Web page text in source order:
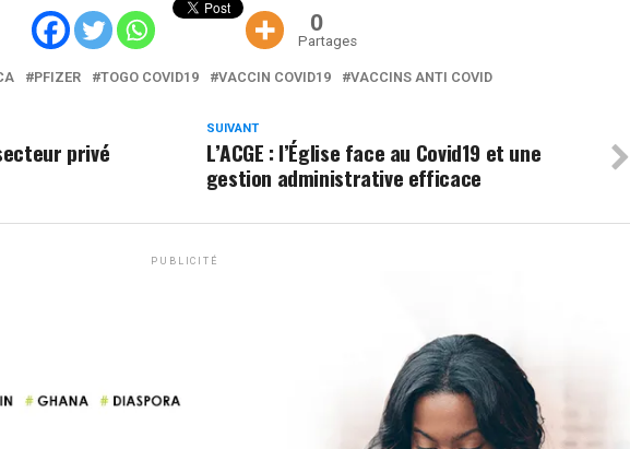
0
Partages
PFIZER TOGO COVID19 VACCIN COVID19 VACCINS ANTI COVID
SUIVANT
L’ACGE : l’Église face au Covid19 et une
gestion administrative efficace
privé
PUBLICITÉ